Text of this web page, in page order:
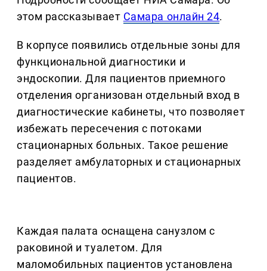
этом рассказывает Самара онлайн 24.
В корпусе появились отдельные зоны для
функциональной диагностики и
эндоскопии. Для пациентов приемного
отделения организован отдельный вход в
диагностические кабинеты, что позволяет
избежать пересечения с потоками
стационарных больных. Такое решение
разделяет амбулаторных и стационарных
пациентов.
Каждая палата оснащена санузлом с
раковиной и туалетом. Для
маломобильных пациентов установлена